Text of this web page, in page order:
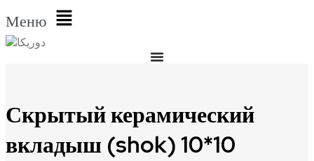
Меню
Скрытый керамический
вкладыш (shok) 10*10